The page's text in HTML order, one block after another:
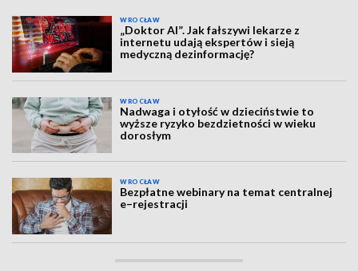
WROCŁAW
„Doktor AI”. Jak fałszywi lekarze z
internetu udają ekspertów i sieją
medyczną dezinformację?
WROCŁAW
Nadwaga i otyłość w dzieciństwie to
wyższe ryzyko bezdzietności w wieku
dorosłym
WROCŁAW
Bezpłatne webinary na temat centralnej
e–rejestracji